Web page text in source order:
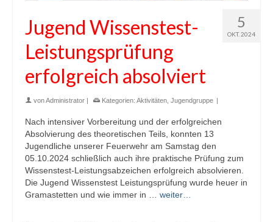
5
OKT. 2024
Jugend Wissenstest-
Leistungsprüfung
erfolgreich absolviert
vonAdministrator | Kategorien: Aktivitäten Jugendgruppe |
Nach intensiver Vorbereitung und der erfolgreichen
Absolvierung des theoretischen Teils, konnten 13
Jugendliche unserer Feuerwehr am Samstag den
05.10.2024 schließlich auch ihre praktische Prüfung zum
Wissenstest-Leistungsabzeichen erfolgreich absolvieren.
Die Jugend Wissenstest Leistungsprüfung wurde heuer in
Gramastetten und wie immer in … weiter…